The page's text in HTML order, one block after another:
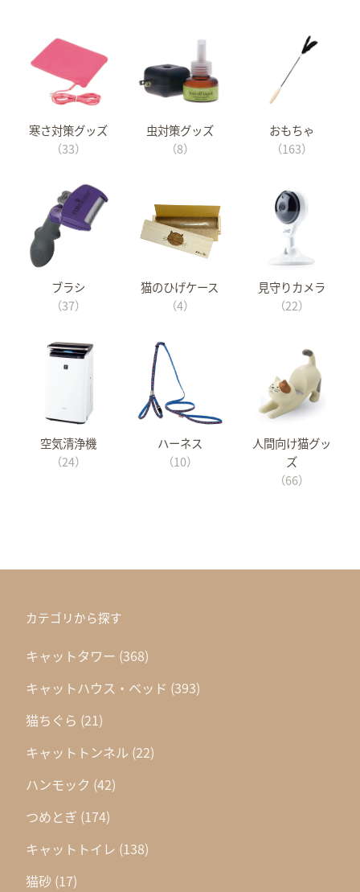
寒さ対策グッズ
（33）
虫対策グッズ
（8）
おもちゃ
（163）
ブラシ
（37）
猫のひげケース
（4）
見守りカメラ
（22）
空気清浄機
（24）
ハーネス
（10）
人間向け猫グッ
ズ
（66）
カテゴリから探す
キャットタワー (368)
キャットハウス・ベッド (393)
猫ちぐら (21)
キャットトンネル (22)
ハンモック (42)
つめとぎ (174)
キャットトイレ (138)
猫砂 (17)